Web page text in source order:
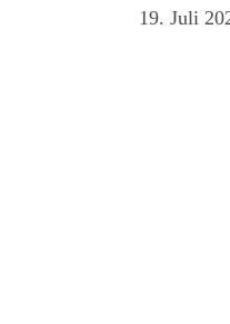
19. Juli